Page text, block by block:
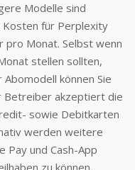
Modelle sind
Kosten für Perplexity
pro Monat. Selbst wenn
stellen sollten,
können Sie
Betreiber akzeptiert die
sowie Debitkarten
werden weitere
Pay und Cash-App